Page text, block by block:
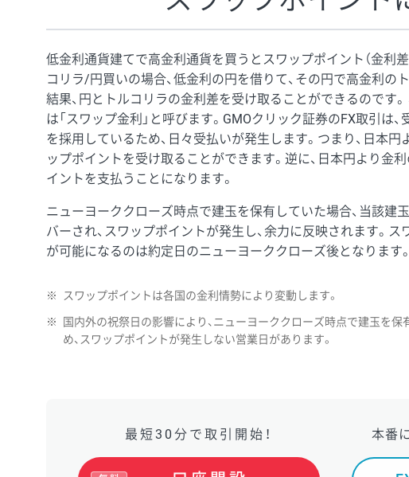
低金利通貨建てで高金利通貨を買うとスワップポイント（金利
コリラ/円買いの場合、低金利の円を借りて、その円で高金利の
結果、円とトルコリラの金利差を受け取ることができるのです
は「スワップ金利」と呼びます。GMOクリック証券のFX取引は
を採用しているため、日々受払いが発生します。つまり、日本
ップポイントを受け取ることができます。逆に、日本円より金
イントを支払うことになります。
ニューヨーククローズ時点で建玉を保有していた場合、当該建
バーされ、スワップポイントが発生し、余力に反映されます。
が可能になるのは約定日のニューヨーククローズ後となります
※ スワップポイントは各国の金利情勢により変動します。
※
国内外の祝祭日の影響により、ニューヨーククローズ時点で建玉を
め、スワップポイントが発生しない営業日があります。
最短30分で取引開始！ 本番